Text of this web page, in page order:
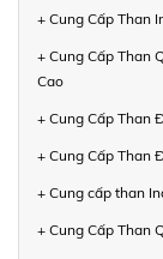
+ Cung Cấp Than
+ Cung Cấp Than
Cao
+ Cung Cấp Than
+ Cung Cấp Than
+ Cung cấp than
+ Cung Cấp Than